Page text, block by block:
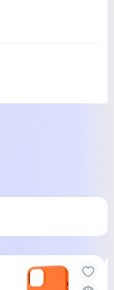
на фото,
менеджера